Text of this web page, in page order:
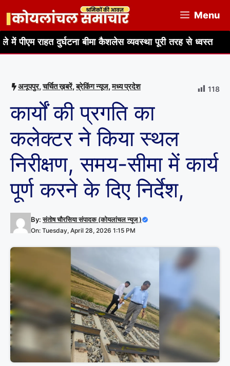
content
Menu
दुर्घटना बीमा कैशलेस व्यवस्था पूरी तरह से ध्वस्त आजीविका
अनूपपुर,चर्चित ख़बरें,ब्रेकिंग न्यूज,मध्य प्रदेश 118
कार्यों की प्रगति का
कलेक्टर ने किया स्थल
निरीक्षण, समय-सीमा में कार्य
पूर्ण करने के दिए निर्देश,
By:संतोष चौरसिया संपादक (कोयलांचल न्यूज )
On: Tuesday, April 28, 2026 1:15 PM